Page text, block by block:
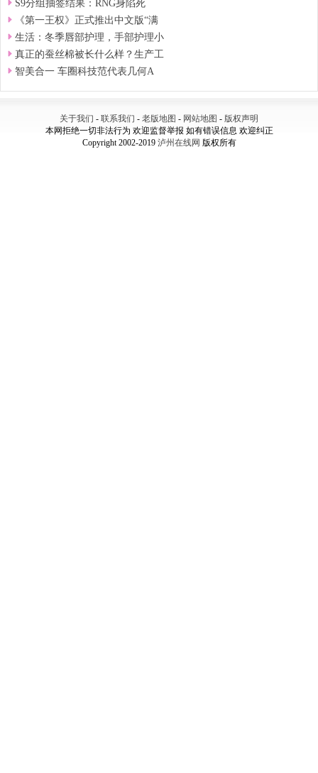
S9分组抽签结果：RNG身陷死
《第一王权》正式推出中文版“满
生活：冬季唇部护理，手部护理小
真正的蚕丝棉被长什么样？生产工
智美合一 车圈科技范代表几何A
关于我们 - 联系我们 - 老版地图 - 网站地图 - 版权声明
本网拒绝一切非法行为 欢迎监督举报 如有错误信息 欢迎纠正
Copyright 2002-2019 泸州在线网 版权所有